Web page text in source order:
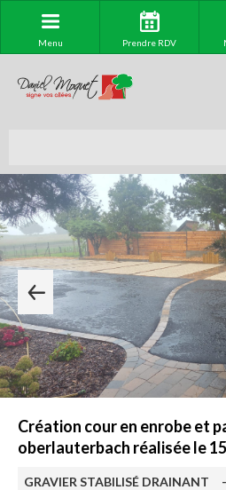
Menu Prendre RDV
Création cour en enrobe et
oberlauterbach réalisée le
GRAVIER STABILISÉ DRAINANT
-